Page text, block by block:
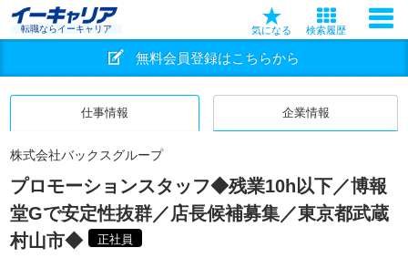
転職ならイーキャリア 気になる 検索履歴
無料会員登録はこちらから
仕事情報 企業情報
株式会社バックスグループ
プロモーションスタッフ◆残業10h以下／博報
堂Gで安定性抜群／店長候補募集／東京都武蔵
村山市◆
正社員